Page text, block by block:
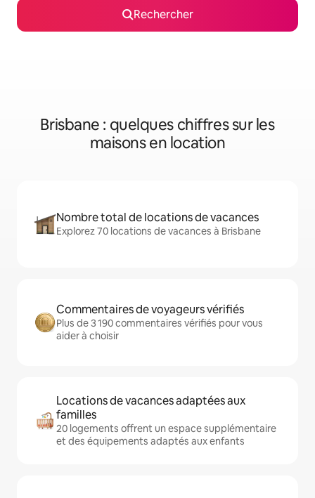
Rechercher
Brisbane : quelques chiffres sur les
maisons en location
Nombre total de locations de vacances
Explorez 70 locations de vacances à Brisbane
Commentaires de voyageurs vérifiés
Plus de 3 190 commentaires vérifiés pour vous
aider à choisir
Locations de vacances adaptées aux
familles
20 logements offrent un espace supplémentaire
et des équipements adaptés aux enfants